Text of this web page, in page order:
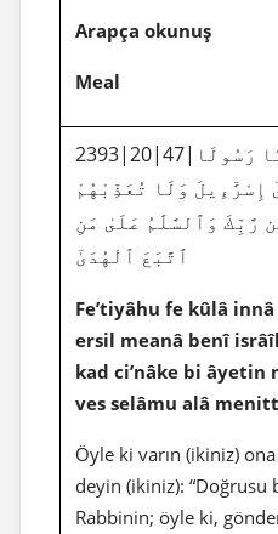
Arapça okunuş
Meal
2393|20|47|فَأْتِيَاهُ فَقُولَآ إِنَّا رَسُولَا
إِسْرَٰٓءِيلَ وَلَا تُعَذِّبْهُمْ
رَّبِّكَ وَٱلسَّلَٰمُ عَلَىٰ مَنِ
ٱتَّبَعَ ٱلْهُدَىٰٓ
Fe’tiyâhu fe kûlâ
ersil meanâ benî
kad ci’nâke bi
ves selâmu alâ
Öyle ki varın (ikiniz)
deyin (ikiniz): “Doğrusu
Rabbinin; öyle ki,